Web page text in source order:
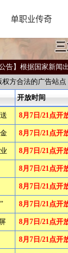
单职业传奇